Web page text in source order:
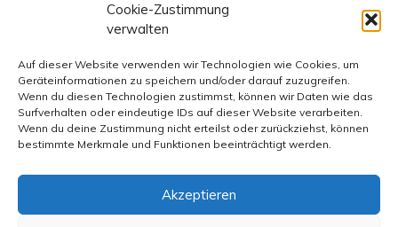
Cookie-Zustimmung
verwalten
Auf dieser Website verwenden wir Technologien wie Cookies, um
Geräteinformationen zu speichern und/oder darauf zuzugreifen.
Wenn du diesen Technologien zustimmst, können wir Daten wie das
Surfverhalten oder eindeutige IDs auf dieser Website verarbeiten.
Wenn du deine Zustimmung nicht erteilst oder zurückziehst, können
bestimmte Merkmale und Funktionen beeinträchtigt werden.
Akzeptieren
Instagram